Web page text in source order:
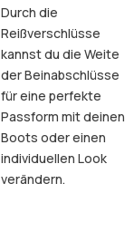
Durch die
Reißverschlüsse
kannst du die Weite
der Beinabschlüsse
für eine perfekte
Passform mit deinen
Boots oder einen
individuellen Look
verändern.